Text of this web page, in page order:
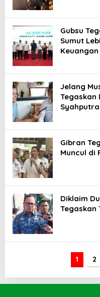
Gubsu
Sumut
Keuangan
Jelang
Tegaskan
Gibran
Muncul di
Diklaim
Tegaskan
1 2